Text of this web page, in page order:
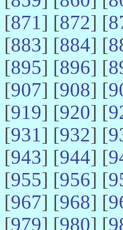
[871] [872] [
[883] [884] [
[895] [896] [
[907] [908] [
[919] [920] [
[931] [932] [
[943] [944] [
[955] [956] [
[967] [968] [
[979] [980] [